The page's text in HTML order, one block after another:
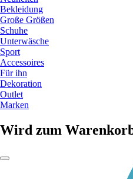
Bekleidung
Große Größen
Schuhe
Unterwäsche
Sport
Accessoires
Für ihn
Dekoration
Outlet
Marken
Wird zum